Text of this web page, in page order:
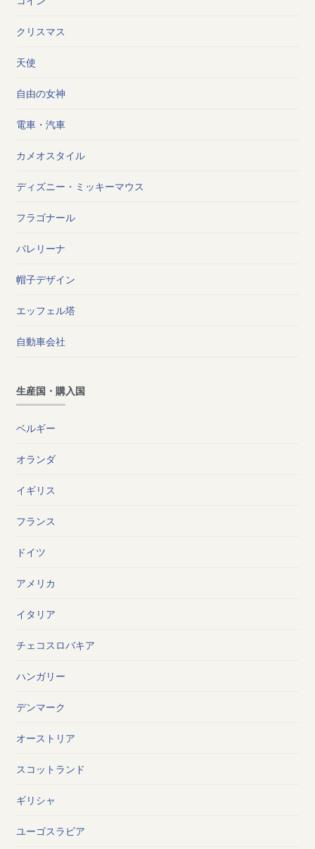
クリスマス
天使
自由の女神
電車・汽車
カメオスタイル
ディズニー・ミッキーマウス
フラゴナール
バレリーナ
帽子デザイン
エッフェル塔
自動車会社
生産国・購入国
ベルギー
オランダ
イギリス
フランス
ドイツ
アメリカ
イタリア
チェコスロバキア
ハンガリー
デンマーク
オーストリア
スコットランド
ギリシャ
ユーゴスラビア